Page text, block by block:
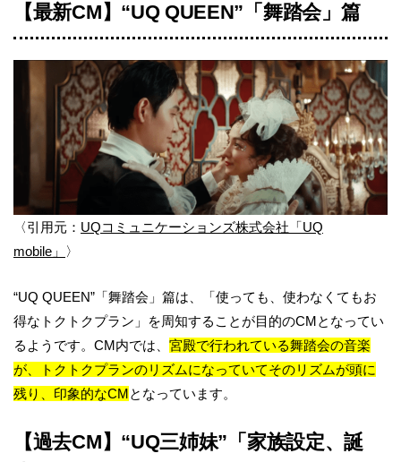
【最新CM】“UQ QUEEN”「舞踏会」篇
〈引用元： UQコミュニケーションズ株式会社「UQ
mobile」
〉
“UQ QUEEN”「舞踏会」篇は、「使っても、使わなくてもお
得なトクトクプラン」を周知することが目的のCMとなってい
るようです。CM内では、 宮殿で行われている舞踏会の音楽
が、トクトクプランのリズムになっていてそのリズムが頭に
残り、印象的なCMとなっています。
【過去CM】“UQ三姉妹”「家族設定、誕